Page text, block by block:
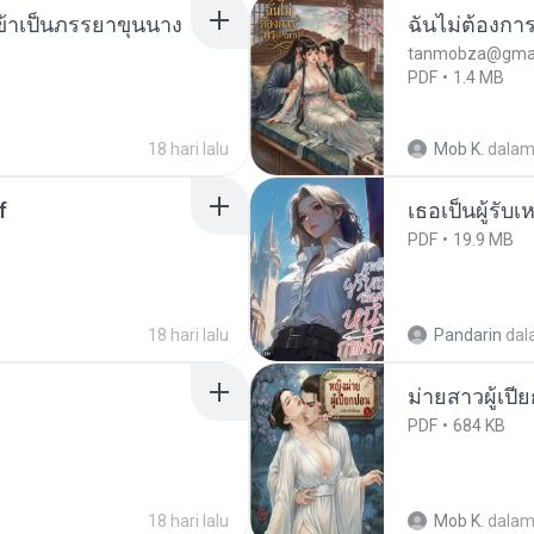
เป็นภรรยาขุนนาง
18 hari lalu
ฉันไม่ต้องกา
PDF
1.4 MB
Mob K. dalam
18 hari lalu
เธอเป็นผู้รับ
PDF 19.9 MB
Pandarin
18 hari lalu
ม่ายสาวผู้เปี
PDF 684 KB
Mob K. dalam